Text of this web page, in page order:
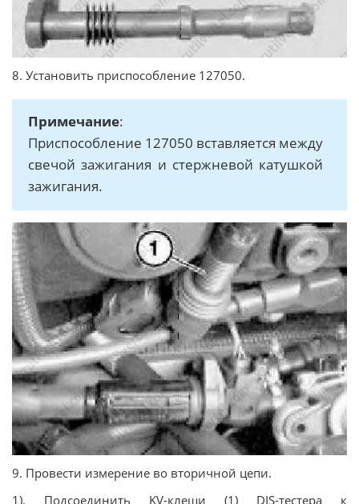
8. Установить приспособление 127050.
Примечание:
Приспособление 127050 вставляется между
свечой зажигания и стержневой катушкой
зажигания.
9. Провести измерение во вторичной цепи.
1). Подсоединить KV-клещи (1) DIS-тестера к